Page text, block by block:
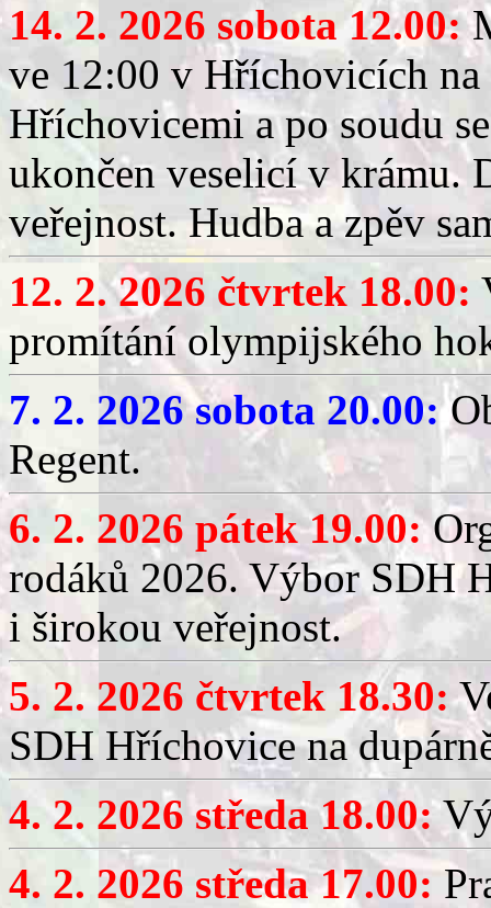
14. 2. 2026 sobota 12.00:
ve 12:00 v Hříchovicích
Hříchovicemi a po soudu
ukončen veselicí v krámu.
veřejnost. Hudba a zpěv
12. 2. 2026 čtvrtek 18.00:
promítání olympijského
7. 2. 2026 sobota 20.00:
Regent.
6. 2. 2026 pátek 19.00:
rodáků 2026. Výbor SDH
i širokou veřejnost.
5. 2. 2026 čtvrtek 18.30:
SDH Hříchovice na
4. 2. 2026 středa 18.00:
4. 2. 2026 středa 17.00: